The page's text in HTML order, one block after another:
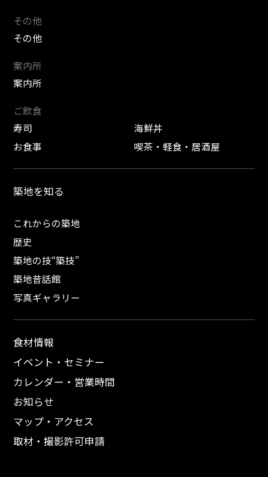
その他
その他
案内所
案内所
ご飲食
寿司
海鮮丼
お食事
喫茶・軽食・居酒屋
築地を知る
これからの築地
歴史
築地の技“築技”
築地昔話館
写真ギャラリー
食材情報
イベント・セミナー
カレンダー・営業時間
お知らせ
マップ・アクセス
取材・撮影許可申請